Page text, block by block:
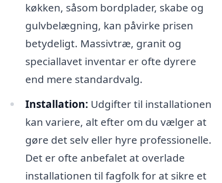
køkken, såsom bordplader, skabe og
gulvbelægning, kan påvirke prisen
betydeligt. Massivtræ, granit og
speciallavet inventar er ofte dyrere
end mere standardvalg.
Installation: Udgifter til installationen
kan variere, alt efter om du vælger at
gøre det selv eller hyre professionelle.
Det er ofte anbefalet at overlade
installationen til fagfolk for at sikre et